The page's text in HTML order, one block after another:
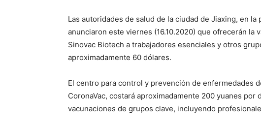
Las autoridades de salud de la ciudad de Jiaxing, en
anunciaron este viernes (16.10.2020) que ofrecerán la
Sinovac Biotech a trabajadores esenciales y otros
aproximadamente 60 dólares.
El centro para control y prevención de enfermedades
CoronaVac, costará aproximadamente 200 yuanes por
vacunaciones de grupos clave, incluyendo